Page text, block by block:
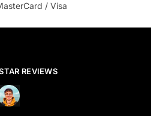
/ Visa
REVIEWS